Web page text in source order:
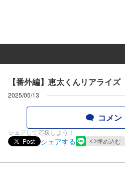
【番外編】恵太くんリアライズ
2025/05/13
コメン
シェアして応援しよう！
Post
シェアする 埋め込む